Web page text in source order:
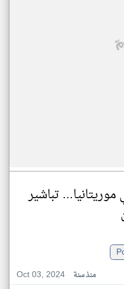
تباشير
Oct 03, 2024
منذ سنة